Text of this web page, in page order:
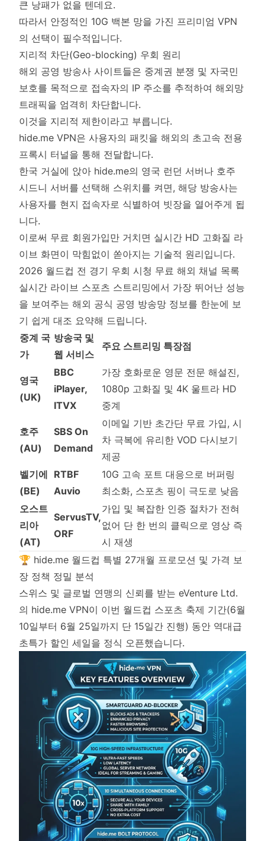
큰 낭패가 없을 텐데요.
따라서 안정적인 10G 백본 망을 가진 프리미엄 VPN
의 선택이 필수적입니다.
지리적 차단(Geo-blocking) 우회 원리
해외 공영 방송사 사이트들은 중계권 분쟁 및 자국민
보호를 목적으로 접속자의 IP 주소를 추적하여 해외망
트래픽을 엄격히 차단합니다.
이것을 지리적 제한이라고 부릅니다.
hide.me VPN은 사용자의 패킷을 해외의 초고속 전용
프록시 터널을 통해 전달합니다.
한국 거실에 앉아 hide.me의 영국 런던 서버나 호주
시드니 서버를 선택해 스위치를 켜면, 해당 방송사는
사용자를 현지 접속자로 식별하여 빗장을 열어주게 됩
니다.
이로써 무료 회원가입만 거치면 실시간 HD 고화질 라
이브 화면이 막힘없이 쏟아지는 기술적 원리입니다.
2026 월드컵 전 경기 우회 시청 무료 해외 채널 목록
실시간 라이브 스포츠 스트리밍에서 가장 뛰어난 성능
을 보여주는 해외 공식 공영 방송망 정보를 한눈에 보
기 쉽게 대조 요약해 드립니다.
중계 국
가
방송국 및
웹 서비스
주요 스트리밍 특장점
영국
(UK)
BBC
iPlayer,
ITVX
가장 호화로운 영문 전문 해설진,
1080p 고화질 및 4K 울트라 HD
중계
호주
(AU)
SBS On
Demand
이메일 기반 초간단 무료 가입, 시
차 극복에 유리한 VOD 다시보기
제공
벨기에
(BE)
RTBF
Auvio
10G 고속 포트 대응으로 버퍼링
최소화, 스포츠 핑이 극도로 낮음
오스트
리아
(AT)
ServusTV,
ORF
가입 및 복잡한 인증 절차가 전혀
없어 단 한 번의 클릭으로 영상 즉
시 재생
🏆 hide.me 월드컵 특별 27개월 프로모션 및 가격 보
장 정책 정밀 분석
스위스 및 글로벌 연맹의 신뢰를 받는 eVenture Ltd.
의 hide.me VPN이 이번 월드컵 스포츠 축제 기간(6월
10일부터 6월 25일까지 단 15일간 진행) 동안 역대급
초특가 할인 세일을 정식 오픈했습니다.